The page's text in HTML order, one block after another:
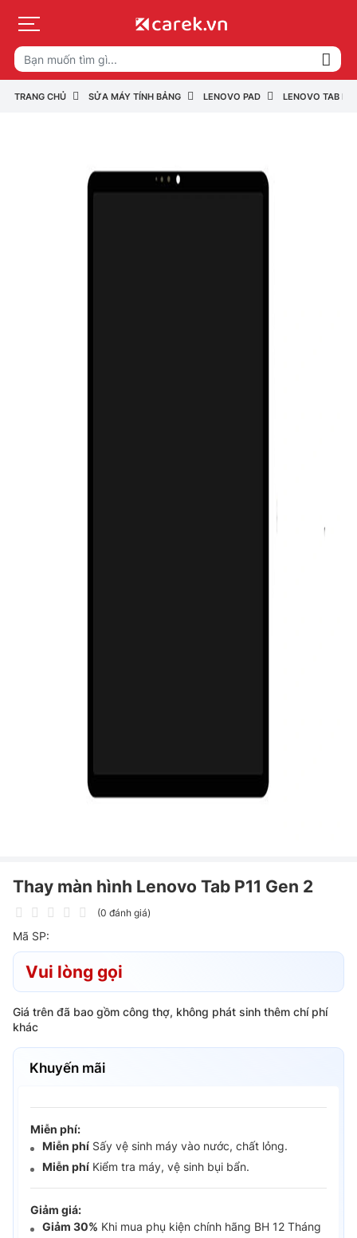
TRANG CHỦ SỬA MÁY TÍNH BẢNG LENOVO PAD LENOVO TAB P
Thay màn hình Lenovo Tab P11 Gen 2
(0 đánh giá)
Mã SP:
Vui lòng gọi
Giá trên đã bao gồm công thợ, không phát sinh thêm chí phí
khác
Khuyến mãi
Miễn phí:
Miễn phí Sấy vệ sinh máy vào nước, chất lỏng.
Miễn phí Kiểm tra máy, vệ sinh bụi bẩn.
Giảm giá:
Giảm 30% Khi mua phụ kiện chính hãng BH 12 Tháng